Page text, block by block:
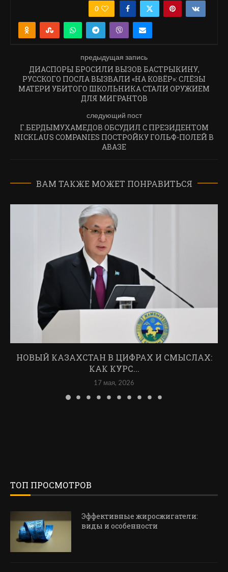
0
предыдущая запись
ДИАСПОРЫ БРОСИЛИ ВЫЗОВ БАСТРЫКИНУ,
РУССКОГО ПОСЛА ВЫЗВАЛИ «НА КОВЁР»: СЛЁЗЫ
МАТЕРИ УБИТОГО ШКОЛЬНИКА СТАЛИ ОРУЖИЕМ
ДЛЯ МИГРАНТОВ
следующий пост
Г.БЕРДЫМУХАМЕДОВ ОБСУДИЛ С ПРЕЗИДЕНТОМ
NICKLAUS COMPANIES ПОСТРОЙКУ ГОЛЬФ-ПОЛЕЙ В
АВАЗЕ
ВАМ ТАКЖЕ МОЖЕТ ПОНРАВИТЬСЯ
НОВЫЙ КАЗАХСТАН В ЦИФРАХ И СМЫСЛАХ:
КАК КУРС...
17 мая, 2026
ТОП ПРОСМОТРОВ
Эффективные жиросжигатели:
виды и особенности